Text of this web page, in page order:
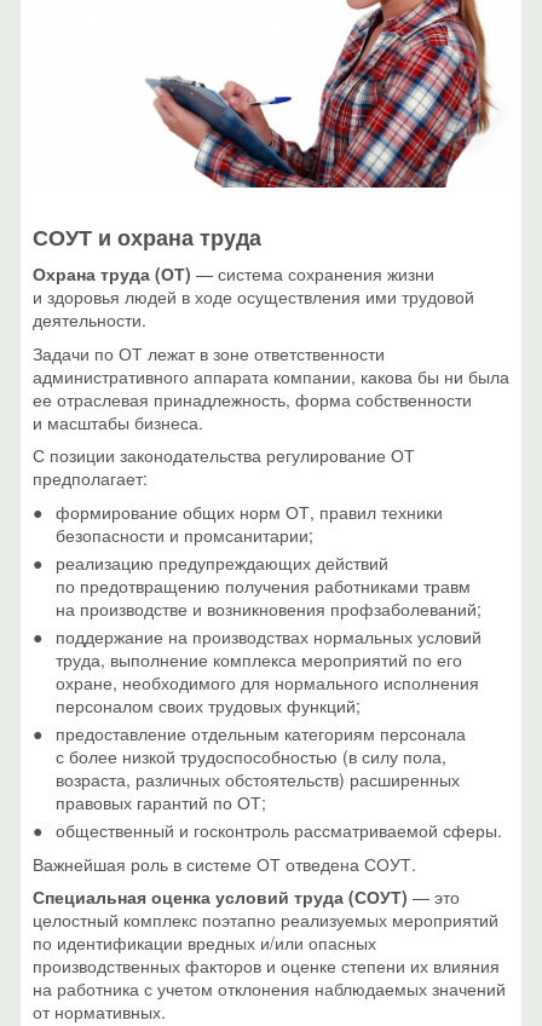
СОУТ и охрана труда
Охрана труда (ОТ) —система сохранения жизни
и здоровья людей в ходе осуществления ими трудовой
деятельности.
Задачи по ОТ лежат в зоне ответственности
административного аппарата компании, какова бы ни была
ее отраслевая принадлежность, форма собственности
и масштабы бизнеса.
С позиции законодательства регулирование ОТ
предполагает:
формирование общих норм ОТ, правил техники
безопасности и промсанитарии;
реализацию предупреждающих действий
по предотвращению получения работниками травм
на производстве и возникновения профзаболеваний;
поддержание на производствах нормальных условий
труда, выполнение комплекса мероприятий по его
охране, необходимого для нормального исполнения
персоналом своих трудовых функций;
предоставление отдельным категориям персонала
с более низкой трудоспособностью (в силу пола,
возраста, различных обстоятельств) расширенных
правовых гарантий по ОТ;
общественный и госконтроль рассматриваемой сферы.
Важнейшая роль в системе ОТ отведена СОУТ.
Специальная оценка условий труда (СОУТ) — это
целостный комплекс поэтапно реализуемых мероприятий
по идентификации вредных и/или опасных
производственных факторов и оценке степени их влияния
на работника с учетом отклонения наблюдаемых значений
от нормативных.